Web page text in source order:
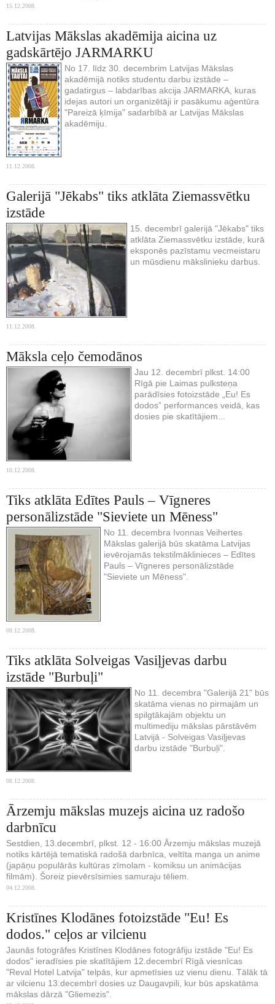
15.12.2008.
Latvijas Mākslas akadēmija aicina uz
gadskārtējo JARMARKU
No 17. līdz 30. decembrim Latvijas Mākslas
akadēmijā notiks studentu darbu izstāde –
gadatirgus – labdarības akcija JARMARKA, kuras
idejas autori un organizētāji ir pasākumu aģentūra
"Pareizā ķīmija" sadarbībā ar Latvijas Mākslas
akadēmiju.
11.12.2008.
Galerijā "Jēkabs" tiks atklāta Ziemassvētku
izstāde
15. decembrī galerijā "Jēkabs" tiks
atklāta Ziemassvētku izstāde, kurā
eksponēs pazīstamu vecmeistaru
un mūsdienu mākslinieku darbus.
11.12.2008.
Māksla ceļo čemodānos
Jau 12. decembrī plkst. 14:00
Rīgā pie Laimas pulksteņa
parādīsies fotoizstāde „Eu! Es
dodos” performances veidā, kas
dosies pie skatītājiem...
10.12.2008.
Tiks atklāta Edītes Pauls – Vīgneres
personālizstāde "Sieviete un Mēness"
No 11. decembra Ivonnas Veihertes
Mākslas galerijā būs skatāma Latvijas
ievērojamās tekstilmāklinieces – Edītes
Pauls – Vīgneres personālizstāde
"Sieviete un Mēness".
08.12.2008.
Tiks atklāta Solveigas Vasiļjevas darbu
izstāde "Burbuļi"
No 11. decembra "Galerijā 21" būs
skatāma vienas no pirmajām un
spilgtākajām objektu un
multimediju mākslas pārstāvēm
Latvijā - Solveigas Vasiļjevas
darbu izstāde "Burbuļi".
08.12.2008.
Ārzemju mākslas muzejs aicina uz radošo
darbnīcu
Sestdien, 13.decembrī, plkst. 12 - 16:00 Ārzemju mākslas muzejā
notiks kārtējā tematiskā radošā darbnīca, veltīta manga un anime
(japāņu populārās kultūras zīmolam - komiksu un animācijas
filmām). Šoreiz pievērsīsimies samuraju tēliem.
04.12.2008.
Kristīnes Klodānes fotoizstāde "Eu! Es
dodos." ceļos ar vilcienu
Jaunās fotogrāfes Kristīnes Klodānes fotogrāfiju izstāde "Eu! Es
dodos" ieradīsies pie skatītājiem 12.decembrī Rīgā viesnīcas
"Reval Hotel Latvija" telpās, kur apmetīsies uz vienu dienu. Tālāk tā
ar vilcienu 13.decembrī dosies uz Daugavpili, kur būs apskatāma
mākslas dārzā "Gliemezis".